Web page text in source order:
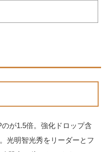
が1.5倍。強化ドロップ含
光明智光秀をリーダーとフ